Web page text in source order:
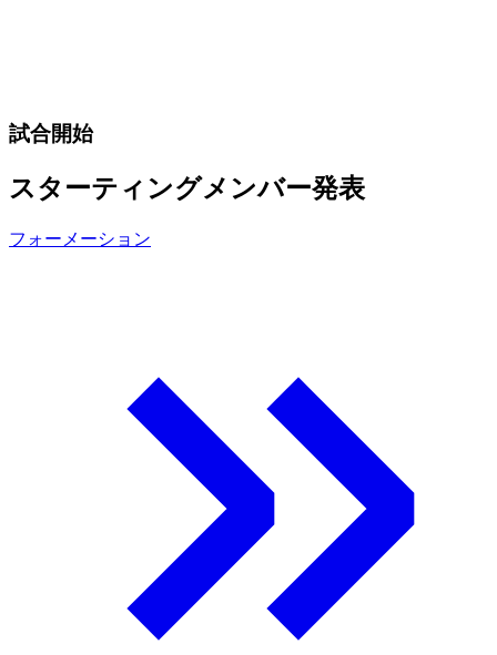
試合開始
スターティングメンバー発表
フォーメーション